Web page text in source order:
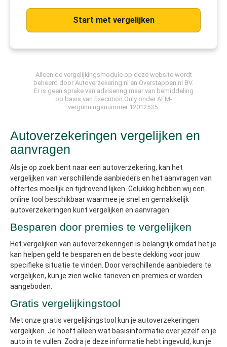
Start met vergelijken
Alleen de vergelijkingsmodule op deze website wordt
beheerd door Autoverzekering.nl en Overstappen.nl BV.
Er is geen sprake van advisering maar van bemiddeling
op basis van Execution Onlyonder AFM-
vergunningsnummer 12012535.
Autoverzekeringen vergelijken en
aanvragen
Als je op zoek bent naar een autoverzekering, kan het
vergelijken van verschillende aanbieders en het aanvragen van
offertes moeilijk en tijdrovend lijken. Gelukkig hebben wij een
online tool beschikbaar waarmee je snel en gemakkelijk
autoverzekeringen kunt vergelijken en aanvragen.
Besparen door premies te vergelijken
Het vergelijken van autoverzekeringen is belangrijk omdat het je
kan helpen geld te besparen en de beste dekking voor jouw
specifieke situatie te vinden. Door verschillende aanbieders te
vergelijken, kun je zien welke tarieven en premies er worden
aangeboden.
Gratis vergelijkingstool
Met onze gratis vergelijkingstool kun je autoverzekeringen
vergelijken. Je hoeft alleen wat basisinformatie over jezelf en je
auto in te vullen. Zodra je deze informatie hebt ingevuld, kun je